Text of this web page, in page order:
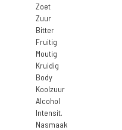
Zoet
Zuur
Bitter
Fruitig
Moutig
Kruidig
Body
Koolzuur
Alcohol
Intensit.
Nasmaak